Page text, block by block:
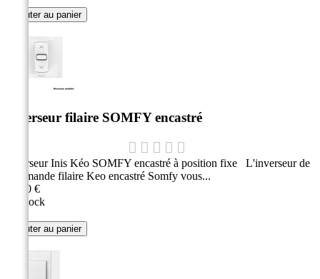
Ajouter au panier
Inverseur filaire SOMFY encastré
Inverseur Inis Kéo SOMFY encastré à position fixe L'inverseur de
commande filaire Keo encastré Somfy vous...
16,50 €
En stock
Ajouter au panier